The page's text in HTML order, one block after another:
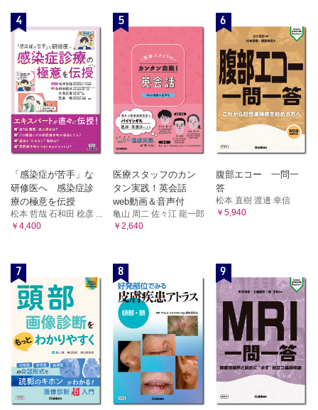
4
「感染症が苦手」な
研修医へ 感染症診
療の極意を伝授
松本 哲哉 石和田 稔彦 ...
￥4,400
5
医療スタッフのカン
タン実践！英会話
web動画＆音声付
亀山 周二 佐々江 龍一郎
￥2,640
6
腹部エコー 一問一
答
松本 直樹 渡邊 幸信
￥5,940
7 8 9